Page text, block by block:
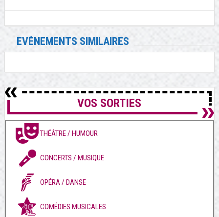
EVÉNEMENTS SIMILAIRES
VOS SORTIES
THÉÂTRE / HUMOUR
CONCERTS / MUSIQUE
OPÉRA / DANSE
COMÉDIES MUSICALES